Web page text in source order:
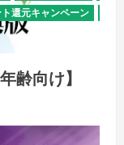
還元キャンペーン
齢向け】